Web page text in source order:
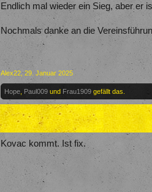
Endlich mal wieder ein Sieg, aber er
Nochmals danke an die
Alex22, 29. Januar 2025
Hope Paul009 und Frau1909 gefällt das.
Kovac kommt. Ist fix.